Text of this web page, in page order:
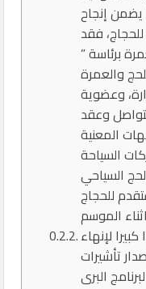
يضمن إنجاح
فقد
برئاسة ”
والعمرة
وعضوية
وعقد
المعنية
السياحة
السياحي
للحجاج
لإنهاء
تأشيرات
البرى